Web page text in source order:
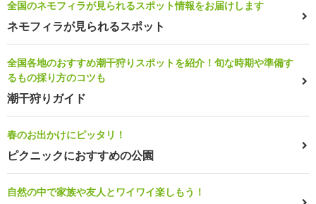
全国のネモフィラが見られるスポット情報をお届けします
ネモフィラが見られるスポット
全国各地のおすすめ潮干狩りスポットを紹介！旬な時期や準備す
るもの採り方のコツも
潮干狩りガイド
春のお出かけにピッタリ！
ピクニックにおすすめの公園
自然の中で家族や友人とワイワイ楽しもう！